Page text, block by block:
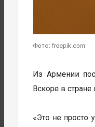
Фото: freepik.com
Из Армении
Вскоре в
«Это не просто